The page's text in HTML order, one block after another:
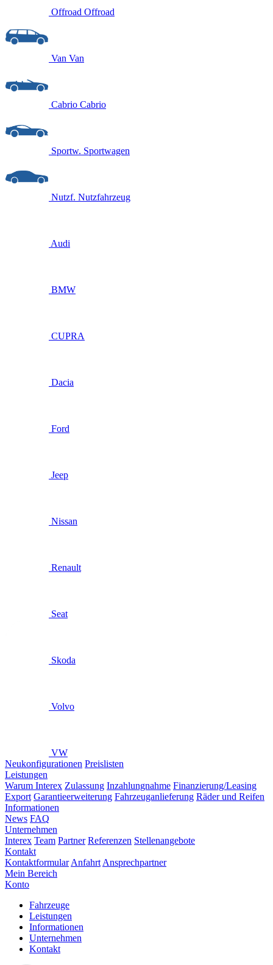
Offroad Offroad
Van Van
Cabrio Cabrio
Sportw. Sportwagen
Nutzf. Nutzfahrzeug
Audi
BMW
CUPRA
Dacia
Ford
Jeep
Nissan
Renault
Seat
Skoda
Volvo
VW
Neukonfigurationen Preislisten
Leistungen
Warum Interex Zulassung Inzahlungnahme Finanzierung/Leasing
Export Garantieerweiterung Fahrzeuganlieferung Räder und Reifen
Informationen
News FAQ
Unternehmen
Interex Team Partner Referenzen Stellenangebote
Kontakt
Kontaktformular Anfahrt Ansprechpartner
Mein Bereich
Konto
Fahrzeuge
Leistungen
Informationen
Unternehmen
Kontakt